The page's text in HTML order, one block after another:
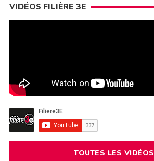
VIDÉOS FILIÈRE 3E
TOUTES LES VIDÉOS